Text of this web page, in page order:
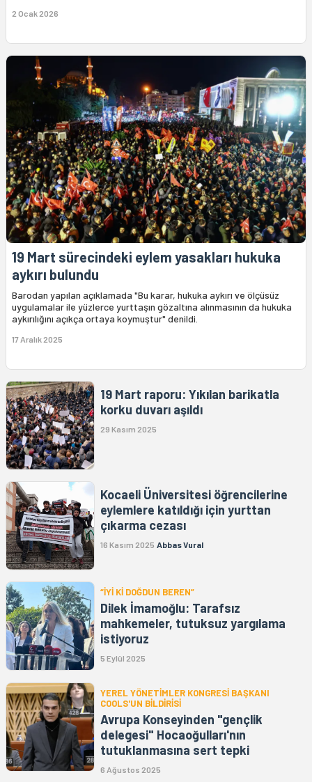
2 Ocak 2026
19 Mart sürecindeki eylem yasakları hukuka
aykırı bulundu
Barodan yapılan açıklamada "Bu karar, hukuka aykırı ve ölçüsüz
uygulamalar ile yüzlerce yurttaşın gözaltına alınmasının da hukuka
aykırılığını açıkça ortaya koymuştur" denildi.
17 Aralık 2025
19 Mart raporu: Yıkılan barikatla
korku duvarı aşıldı
29 Kasım 2025
Kocaeli Üniversitesi öğrencilerine
eylemlere katıldığı için yurttan
çıkarma cezası
16 Kasım 2025 Abbas Vural
“İYİ Kİ DOĞDUN BEREN”
Dilek İmamoğlu: Tarafsız
mahkemeler, tutuksuz yargılama
istiyoruz
5 Eylül 2025
YEREL YÖNETİMLER KONGRESİ BAŞKANI
COOLS'UN BİLDİRİSİ
Avrupa Konseyinden "gençlik
delegesi" Hocaoğulları'nın
tutuklanmasına sert tepki
6 Ağustos 2025